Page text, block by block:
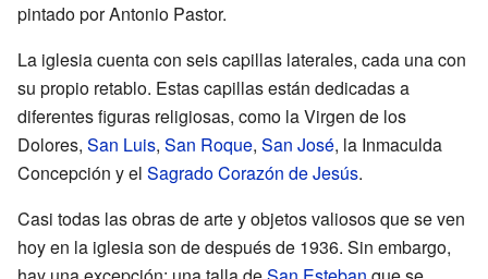
pintado por Antonio Pastor.
La iglesia cuenta con seis capillas laterales, cada una con
su propio retablo. Estas capillas están dedicadas a
diferentes figuras religiosas, como la Virgen de los
Dolores, San Luis, San Roque, San José, la Inmaculda
Concepción y el Sagrado Corazón de Jesús.
Casi todas las obras de arte y objetos valiosos que se ven
hoy en la iglesia son de después de 1936. Sin embargo,